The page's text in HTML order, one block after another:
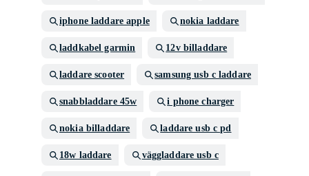
iphone laddare apple nokia laddare
laddkabel garmin 12v billaddare
laddare scooter samsung usb c laddare
snabbladdare 45w i phone charger
nokia billaddare laddare usb c pd
18w laddare väggladdare usb c